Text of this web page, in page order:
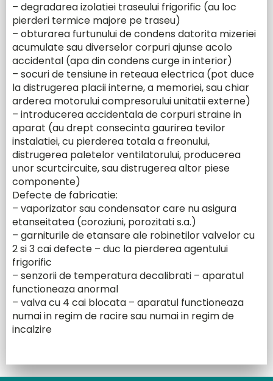
– degradarea izolatiei traseului frigorific (au loc
pierderi termice majore pe traseu)
– obturarea furtunului de condens datorita mizeriei
acumulate sau diverselor corpuri ajunse acolo
accidental (apa din condens curge in interior)
– socuri de tensiune in reteaua electrica (pot duce
la distrugerea placii interne, a memoriei, sau chiar
arderea motorului compresorului unitatii externe)
– introducerea accidentala de corpuri straine in
aparat (au drept consecinta gaurirea tevilor
instalatiei, cu pierderea totala a freonului,
distrugerea paletelor ventilatorului, producerea
unor scurtcircuite, sau distrugerea altor piese
componente)
Defecte de fabricatie:
– vaporizator sau condensator care nu asigura
etanseitatea (coroziuni, porozitati s.a.)
– garniturile de etansare ale robinetilor valvelor cu
2 si 3 cai defecte – duc la pierderea agentului
frigorific
– senzorii de temperatura decalibrati – aparatul
functioneaza anormal
– valva cu 4 cai blocata – aparatul functioneaza
numai in regim de racire sau numai in regim de
incalzire